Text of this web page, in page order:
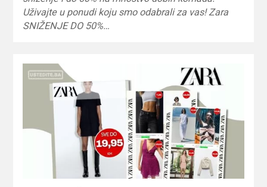
Uživajte u ponudi koju smo odabrali za vas! Zara
SNIŽENJE DO 50%…